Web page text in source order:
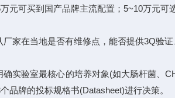
可买到国产品牌主流配置；5~10万元可
在当地是否有维修点，能否提供3Q验证
验室最核心的培养对象(如大肠杆菌、
品牌的投标规格书(Datasheet)进行决策。